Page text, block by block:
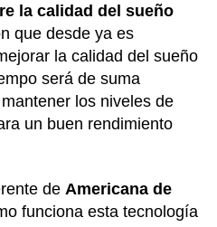
la calidad del sueño
que desde ya es
la calidad del sueño
será de suma
los niveles de
un buen rendimiento
de Americana de
funciona esta tecnología